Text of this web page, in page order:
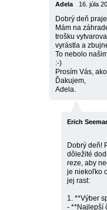
Adela 16. júla
Dobrý deň
Mám na
trošku
vyrástla a
To nebolo
:-)
Prosím Vás,
Ďakujem,
Adela.
Erich
Dobrý deň!
dôležité
reze, aby
je niekoľko
jej rast:
1. **Výber
- **Najlepší